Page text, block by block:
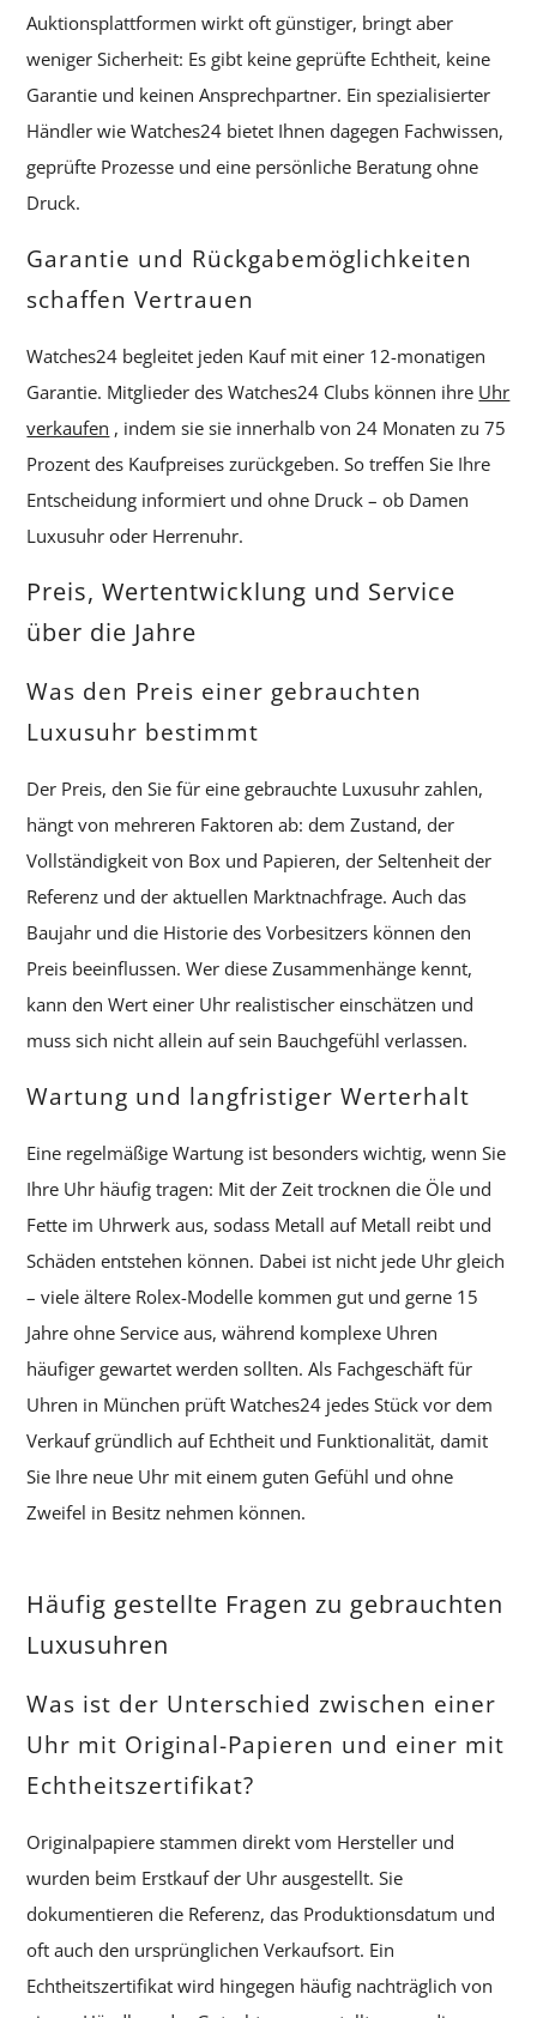
Auktionsplattformen wirkt oft günstiger, bringt aber
weniger Sicherheit: Es gibt keine geprüfte Echtheit, keine
Garantie und keinen Ansprechpartner. Ein spezialisierter
Händler wie Watches24 bietet Ihnen dagegen Fachwissen,
geprüfte Prozesse und eine persönliche Beratung ohne
Druck.
Garantie und Rückgabemöglichkeiten
schaffen Vertrauen
Watches24 begleitet jeden Kauf mit einer 12-monatigen
Garantie. Mitglieder des Watches24 Clubs können ihre Uhr
verkaufen , indem sie sie innerhalb von 24 Monaten zu 75
Prozent des Kaufpreises zurückgeben. So treffen Sie Ihre
Entscheidung informiert und ohne Druck – ob Damen
Luxusuhr oder Herrenuhr.
Preis, Wertentwicklung und Service
über die Jahre
Was den Preis einer gebrauchten
Luxusuhr bestimmt
Der Preis, den Sie für eine gebrauchte Luxusuhr zahlen,
hängt von mehreren Faktoren ab: dem Zustand, der
Vollständigkeit von Box und Papieren, der Seltenheit der
Referenz und der aktuellen Marktnachfrage. Auch das
Baujahr und die Historie des Vorbesitzers können den
Preis beeinflussen. Wer diese Zusammenhänge kennt,
kann den Wert einer Uhr realistischer einschätzen und
muss sich nicht allein auf sein Bauchgefühl verlassen.
Wartung und langfristiger Werterhalt
Eine regelmäßige Wartung ist besonders wichtig, wenn Sie
Ihre Uhr häufig tragen: Mit der Zeit trocknen die Öle und
Fette im Uhrwerk aus, sodass Metall auf Metall reibt und
Schäden entstehen können. Dabei ist nicht jede Uhr gleich
– viele ältere Rolex-Modelle kommen gut und gerne 15
Jahre ohne Service aus, während komplexe Uhren
häufiger gewartet werden sollten. Als Fachgeschäft für
Uhren in München prüft Watches24 jedes Stück vor dem
Verkauf gründlich auf Echtheit und Funktionalität, damit
Sie Ihre neue Uhr mit einem guten Gefühl und ohne
Zweifel in Besitz nehmen können.
Häufig gestellte Fragen zu gebrauchten
Luxusuhren
Was ist der Unterschied zwischen einer
Uhr mit Original-Papieren und einer mit
Echtheitszertifikat?
Originalpapiere stammen direkt vom Hersteller und
wurden beim Erstkauf der Uhr ausgestellt. Sie
dokumentieren die Referenz, das Produktionsdatum und
oft auch den ursprünglichen Verkaufsort. Ein
Echtheitszertifikat wird hingegen häufig nachträglich von